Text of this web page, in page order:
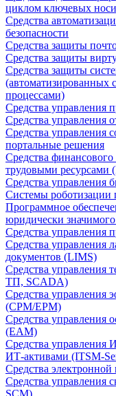
циклом ключевых
Средства
безопасности
Средства защиты
Средства защиты
Средства защиты
(автоматизированных
процессами)
Средства управления
Средства управления
Средства управления
портальные решения
Средства
трудовыми ресурсами
Средства управления
Системы роботизации
Программное
юридически
Средства управления
Средства управления
документов (LIMS)
Средства управления
ТП, SCADA)
Средства управления
(CPM/EPM)
Средства управления
(EAM)
Средства управления
ИТ-активами (ITSM-
Средства
Средства управления
SCM)